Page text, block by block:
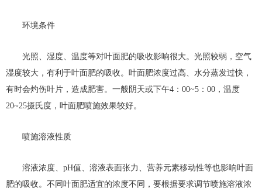
环境条件
光照、湿度、温度等对叶面肥的吸收影响很大。光照较弱，空气
湿度较大，有利于叶面肥的吸收。叶面肥浓度过高、水分蒸发过快，
有时会灼伤叶片，造成肥害。一般阴天或下午4：00~5：00，温度
20~25摄氏度，叶面肥喷施效果较好。
喷施溶液性质
溶液浓度、pH值、溶液表面张力、营养元素移动性等也影响叶面
肥的吸收。不同叶面肥适宜的浓度不同，要根据要求调节喷施溶液浓